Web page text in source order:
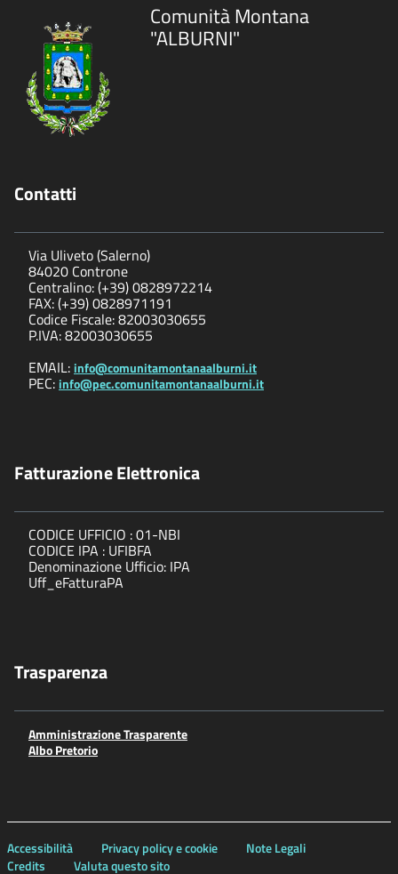
Comunità Montana
"ALBURNI"
Contatti
Via Uliveto (Salerno)
84020 Controne
Centralino: (+39) 0828972214
FAX: (+39) 0828971191
Codice Fiscale: 82003030655
P.IVA: 82003030655
EMAIL: info@comunitamontanaalburni.it
PEC: info@pec.comunitamontanaalburni.it
Fatturazione Elettronica
CODICE UFFICIO : 01-NBI
CODICE IPA : UFIBFA
Denominazione Ufficio: IPA
Uff_eFatturaPA
Trasparenza
Amministrazione Trasparente
Albo Pretorio
Accessibilità Privacy policy e cookie
Note Legali
Credits
Valuta questo sito